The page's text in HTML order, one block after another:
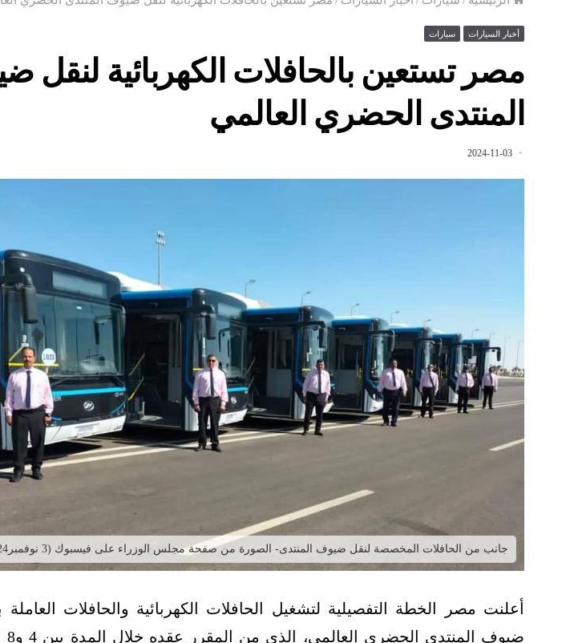
أخبار السيارات سيارات
مصر تستعين بالحافلات الكهربائية لنقل
المنتدى الحضري العالمي
2024-11-03
جانب من الحافلات المخصصة لنقل ضيوف المنتدى- الصورة من صفحة مجلس الوزراء على فيسبوك (3 نوفمبر2024)
أعلنت مصر الخطة التفصيلية لتشغيل الحافلات الكهربائية والحافلات العاملة